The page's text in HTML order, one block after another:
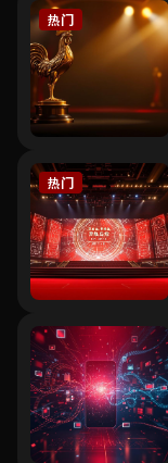
热门
热门